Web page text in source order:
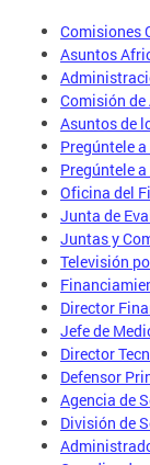
Comisiones
Asuntos
Comisión
Asuntos de
Pregúntele
Pregúntele
Oficina del
Junta de
Juntas y
Televisión
Director
Jefe de
Director
Defensor
Agencia de
División de